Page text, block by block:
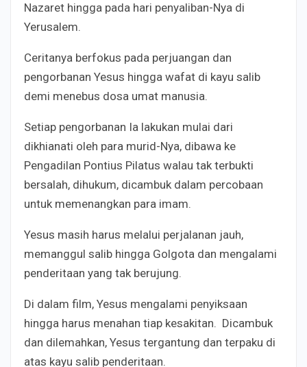
Nazaret hingga pada hari penyaliban-Nya di
Yerusalem.
Ceritanya berfokus pada perjuangan dan
pengorbanan Yesus hingga wafat di kayu salib
demi menebus dosa umat manusia.
Setiap pengorbanan Ia lakukan mulai dari
dikhianati oleh para murid-Nya, dibawa ke
Pengadilan Pontius Pilatus walau tak terbukti
bersalah, dihukum, dicambuk dalam percobaan
untuk memenangkan para imam.
Yesus masih harus melalui perjalanan jauh,
memanggul salib hingga Golgota dan mengalami
penderitaan yang tak berujung.
Di dalam film, Yesus mengalami penyiksaan
hingga harus menahan tiap kesakitan. Dicambuk
dan dilemahkan, Yesus tergantung dan terpaku di
atas kayu salib penderitaan.